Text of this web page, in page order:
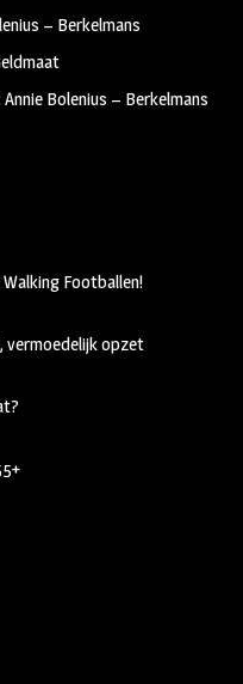
– Berkelmans
Annie Bolenius – Berkelmans
Footballen!
vermoedelijk opzet